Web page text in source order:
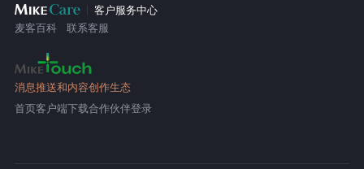
客户服务中心
麦客百科
联系客服
消息推送和内容创作生态
首页客户端下载合作伙伴登录